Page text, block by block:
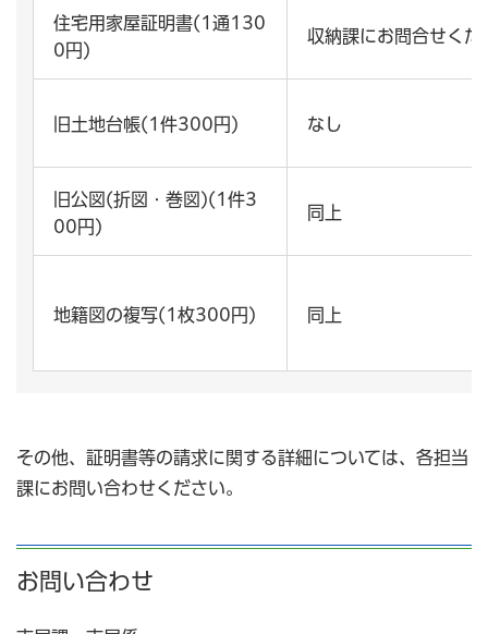
住宅用家屋証明書(1通130
0円)
収納課にお問合せくだ
旧土地台帳(1件300円) なし
旧公図(折図・巻図)(1件3
00円)
同上
地籍図の複写(1枚300円) 同上
その他、証明書等の請求に関する詳細については、各担当
課にお問い合わせください。
お問い合わせ